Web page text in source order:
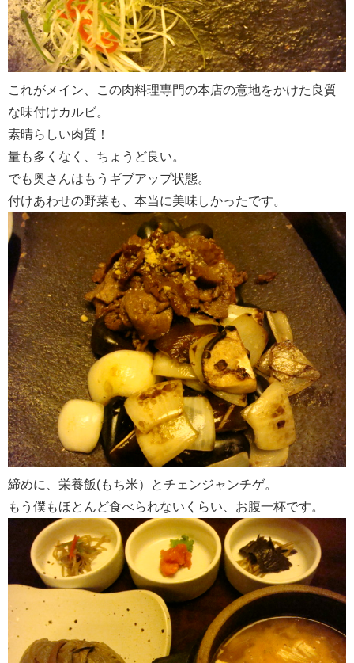
これがメイン、この肉料理専門の本店の意地をかけた良質
な味付けカルビ。
素晴らしい肉質！
量も多くなく、ちょうど良い。
でも奥さんはもうギブアップ状態。
付けあわせの野菜も、本当に美味しかったです。
締めに、栄養飯(もち米）とチェンジャンチゲ。
もう僕もほとんど食べられないくらい、お腹一杯です。